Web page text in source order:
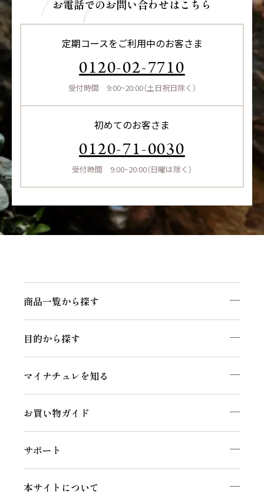
お電話でのお問い合わせはこちら
定期コースをご利用中のお客さま
0120-02-7710
受付時間 9:00~20:00（土日祝日除く）
初めてのお客さま
0120-71-0030
受付時間 9:00~20:00（日曜は除く）
商品一覧から探す
目的から探す
マイナチュレを知る
お買い物ガイド
サポート
本サイトについて